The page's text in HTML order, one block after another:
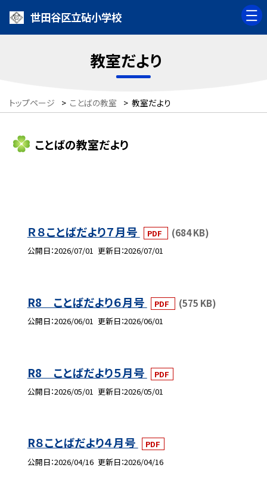
世田谷区立砧小学校
教室だより
トップページ > ことばの教室 > 教室だより
ことばの教室だより
Ｒ８ことばだより７月号 PDF (684 KB)
公開日 2026/07/01 更新日 2026/07/01
R8 ことばだより６月号 PDF (575 KB)
公開日 2026/06/01 更新日 2026/06/01
R8 ことばだより５月号
PDF
公開日 2026/05/01 更新日 2026/05/01
R８ことばだより４月号
PDF
公開日 2026/04/16 更新日 2026/04/16